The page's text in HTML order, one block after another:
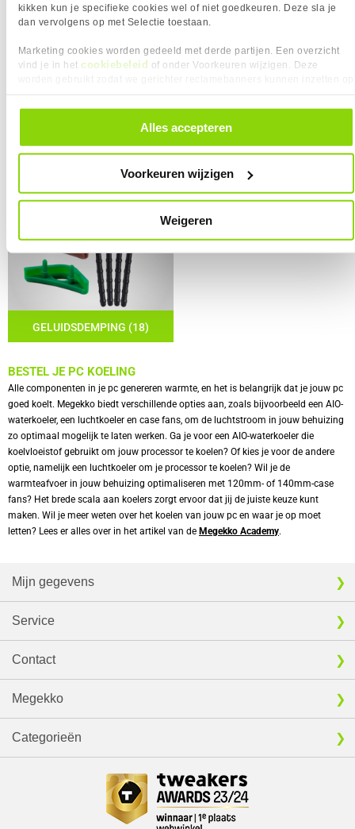
kikken kun je specifieke cookies wel of niet goedkeuren. Deze sla je
dan vervolgens op met Selectie toestaan.
Marketing cookies worden gedeeld met derde partijen. Een overzicht
vind je in het cookiebeleid of onder Voorkeuren wijzigen. Deze
alle cookies. Je kunt je gegeven toestemming altijd intrekken, dit doe je
door in de footer van onze website te klikken op ‘Cookievoorkeuren’
Alles accepteren
Voorkeuren wijzigen
Weigeren
KOELING MOUNTING
FANGRILLS (8)
GELUIDSDEMPING (18)
BESTEL JE PC KOELING
Alle componenten in je pc genereren warmte, en het is belangrijk dat je jouw pc
goed koelt. Megekko biedt verschillende opties aan, zoals bijvoorbeeld een AIO-
waterkoeler, een luchtkoeler en case fans, om de luchtstroom in jouw behuizing
zo optimaal mogelijk te laten werken. Ga je voor een AIO-waterkoeler die
koelvloeistof gebruikt om jouw processor te koelen? Of kies je voor de andere
optie, namelijk een luchtkoeler om je processor te koelen? Wil je de
warmteafvoer in jouw behuizing optimaliseren met 120mm- of 140mm-case
fans? Het brede scala aan koelers zorgt ervoor dat jij de juiste keuze kunt
maken. Wil je meer weten over het koelen van jouw pc en waar je op moet
letten? Lees er alles over in het artikel van de Megekko Academy.
Mijn gegevens
Service
Contact
Megekko
Categorieën